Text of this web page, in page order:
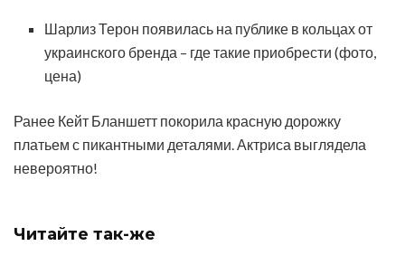
Шарлиз Терон появилась на публике в кольцах от
украинского бренда – где такие приобрести (фото,
цена)
Ранее Кейт Бланшетт покорила красную дорожку
платьем с пикантными деталями. Актриса выглядела
невероятно!
Читайте так-же